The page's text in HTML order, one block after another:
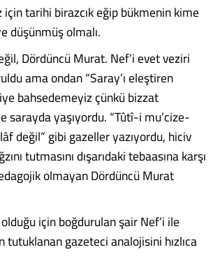
için tarihi birazcık eğip bükmenin kime
düşünmüş olmalı.
Dördüncü Murat. Nef’i evet veziri
ama ondan “Saray’ı eleştiren
bahsedemeyiz çünkü bizzat
sarayda yaşıyordu. “Tûtî-i mu’cize-
değil” gibi gazeller yazıyordu, hiciv
tutmasını dışarıdaki tebaasına karşı
olmayan Dördüncü Murat
için boğdurulan şair Nef’i ile
gazeteci analojisini hızlıca